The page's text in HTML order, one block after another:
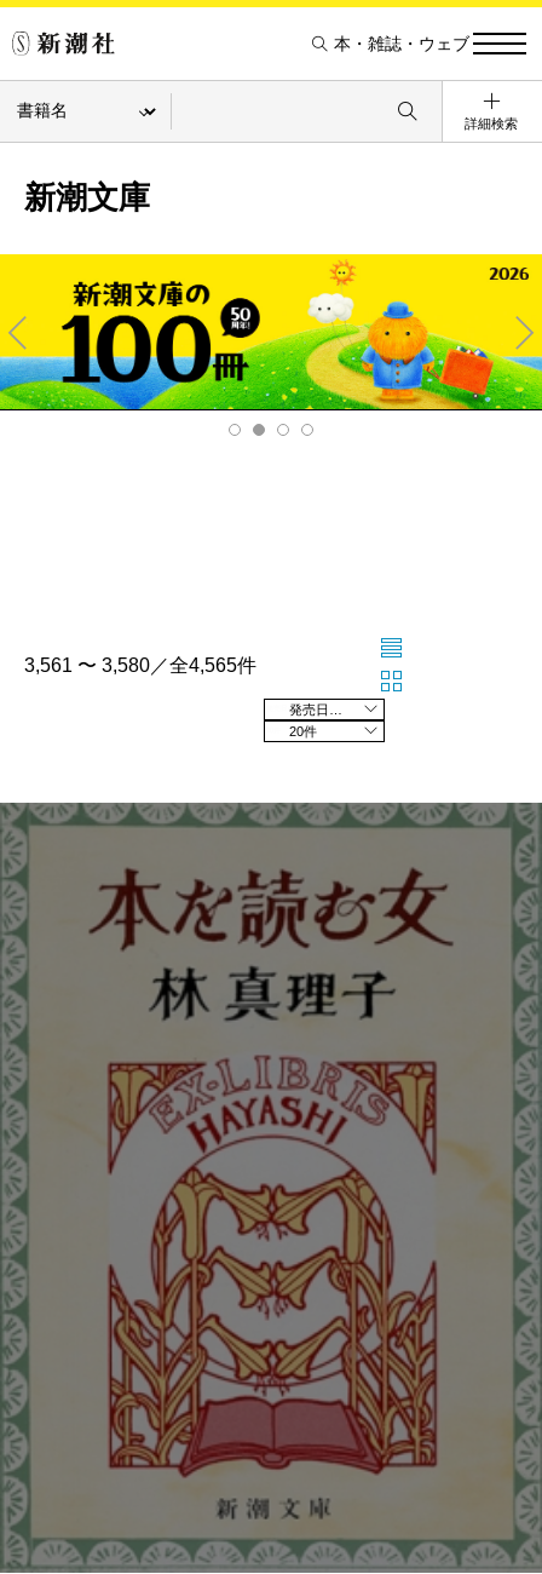
本・雑誌・ウェブ
詳細検索
新潮文庫
Pre
v
Ne
xt
3,561 〜 3,580／全4,565件
20件